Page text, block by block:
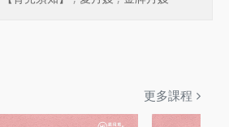
更多課程